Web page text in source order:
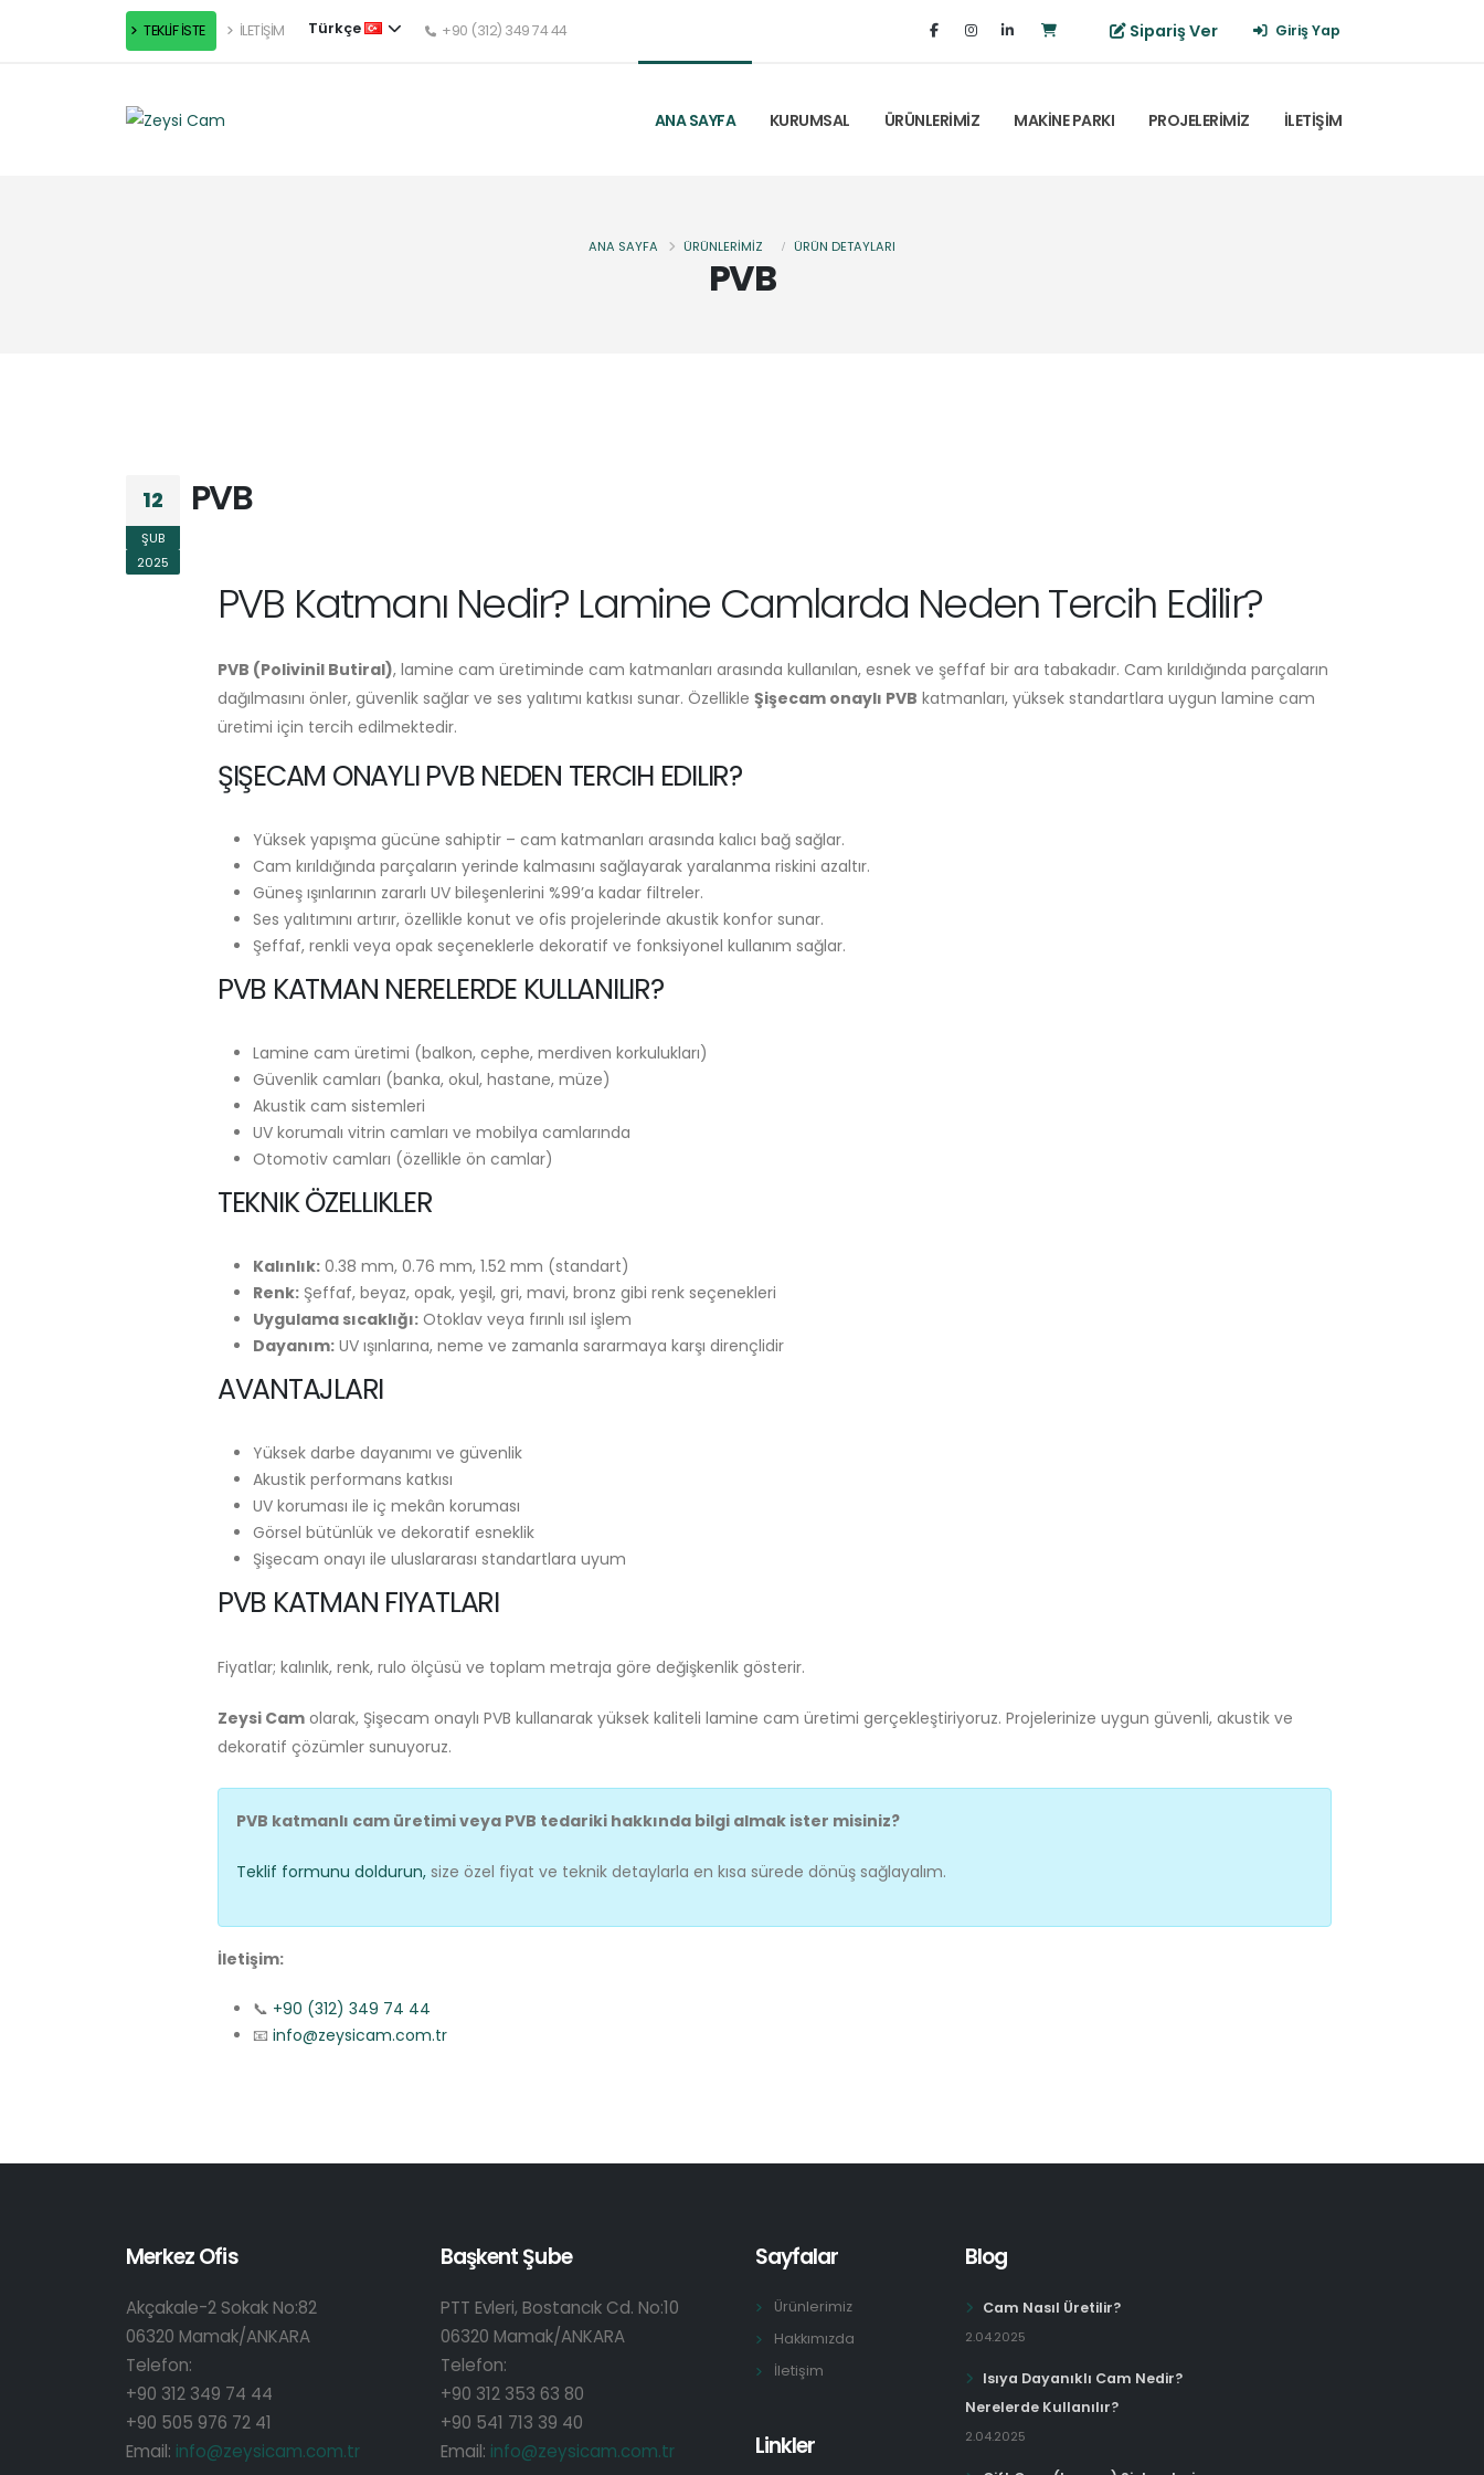
TEKLİF İSTE İLETİŞİM Türkçe +90 (312) 349 74 44 Sipariş Ver Giriş Yap
ANA SAYFA KURUMSAL ÜRÜNLERİMİZ MAKİNE PARKI PROJELERİMİZ İLETİŞİM
PVB
ANA SAYFA ÜRÜNLERİMİZ ÜRÜN DETAYLARI
12
ŞUB
2025
PVB
PVB Katmanı Nedir? Lamine Camlarda Neden Tercih Edilir?
PVB (Polivinil Butiral), lamine cam üretiminde cam katmanları arasında kullanılan, esnek ve şeffaf bir ara tabakadır. Cam kırıldığında parçaların
dağılmasını önler, güvenlik sağlar ve ses yalıtımı katkısı sunar. Özellikle Şişecam onaylı PVB katmanları, yüksek standartlara uygun lamine cam
üretimi için tercih edilmektedir.
ŞIŞECAM ONAYLI PVB NEDEN TERCIH EDILIR?
Yüksek yapışma gücüne sahiptir – cam katmanları arasında kalıcı bağ sağlar.
Cam kırıldığında parçaların yerinde kalmasını sağlayarak yaralanma riskini azaltır.
Güneş ışınlarının zararlı UV bileşenlerini %99’a kadar filtreler.
Ses yalıtımını artırır, özellikle konut ve ofis projelerinde akustik konfor sunar.
Şeffaf, renkli veya opak seçeneklerle dekoratif ve fonksiyonel kullanım sağlar.
PVB KATMAN NERELERDE KULLANILIR?
Lamine cam üretimi (balkon, cephe, merdiven korkulukları)
Güvenlik camları (banka, okul, hastane, müze)
Akustik cam sistemleri
UV korumalı vitrin camları ve mobilya camlarında
Otomotiv camları (özellikle ön camlar)
TEKNIK ÖZELLIKLER
Kalınlık: 0.38 mm, 0.76 mm, 1.52 mm (standart)
Renk: Şeffaf, beyaz, opak, yeşil, gri, mavi, bronz gibi renk seçenekleri
Uygulama sıcaklığı: Otoklav veya fırınlı ısıl işlem
Dayanım: UV ışınlarına, neme ve zamanla sararmaya karşı dirençlidir
AVANTAJLARI
Yüksek darbe dayanımı ve güvenlik
Akustik performans katkısı
UV koruması ile iç mekân koruması
Görsel bütünlük ve dekoratif esneklik
Şişecam onayı ile uluslararası standartlara uyum
PVB KATMAN FIYATLARI
Fiyatlar; kalınlık, renk, rulo ölçüsü ve toplam metraja göre değişkenlik gösterir.
Zeysi Cam olarak, Şişecam onaylı PVB kullanarak yüksek kaliteli lamine cam üretimi gerçekleştiriyoruz. Projelerinize uygun güvenli, akustik ve
dekoratif çözümler sunuyoruz.
PVB katmanlı cam üretimi veya PVB tedariki hakkında bilgi almak ister misiniz?
Teklif formunu doldurun, size özel fiyat ve teknik detaylarla en kısa sürede dönüş sağlayalım.
İletişim:
📞 +90 (312) 349 74 44
📧 info@zeysicam.com.tr
Merkez Ofis
Akçakale-2 Sokak No:82
06320 Mamak/ANKARA
Telefon:
+90 312 349 74 44
+90 505 976 72 41
Email: info@zeysicam.com.tr
Başkent Şube
PTT Evleri, Bostancık Cd. No:10
06320 Mamak/ANKARA
Telefon:
+90 312 353 63 80
+90 541 713 39 40
Email: info@zeysicam.com.tr
Sayfalar
Ürünlerimiz
Hakkımızda
İletişim
Linkler
Blog
Cam Nasıl Üretilir?
2.04.2025
Isıya Dayanıklı Cam Nedir?
Nerelerde Kullanılır?
2.04.2025